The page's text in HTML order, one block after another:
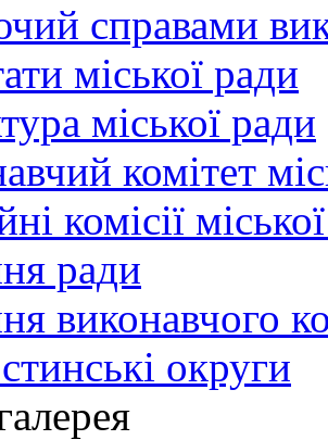
справами
міської ради
міської ради
комітет
комісії
ради
виконавчого
округи